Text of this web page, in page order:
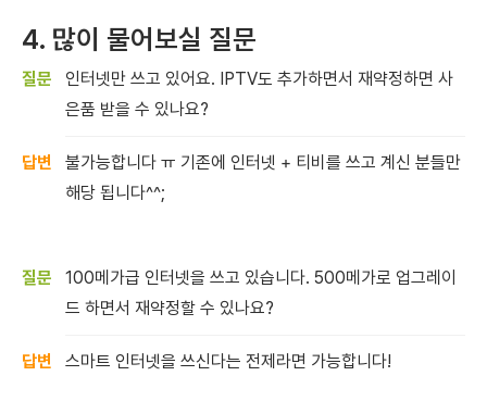
4. 많이 물어보실 질문
인터넷만 쓰고 있어요. IPTV도 추가하면서 재약정하면 사
은품 받을 수 있나요?
불가능합니다 ㅠ 기존에 인터넷 + 티비를 쓰고 계신 분들만
해당 됩니다^^;
100메가급 인터넷을 쓰고 있습니다. 500메가로 업그레이
드 하면서 재약정할 수 있나요?
스마트 인터넷을 쓰신다는 전제라면 가능합니다!